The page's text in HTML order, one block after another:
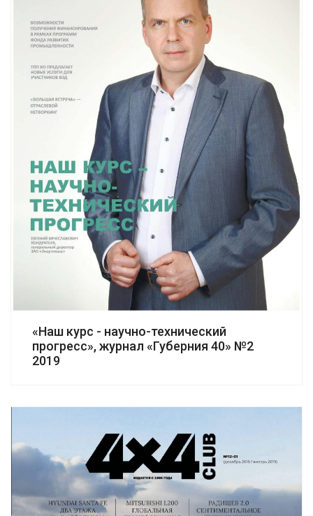
«Наш курс - научно-технический
прогресс», журнал «Губерния 40» №2
2019